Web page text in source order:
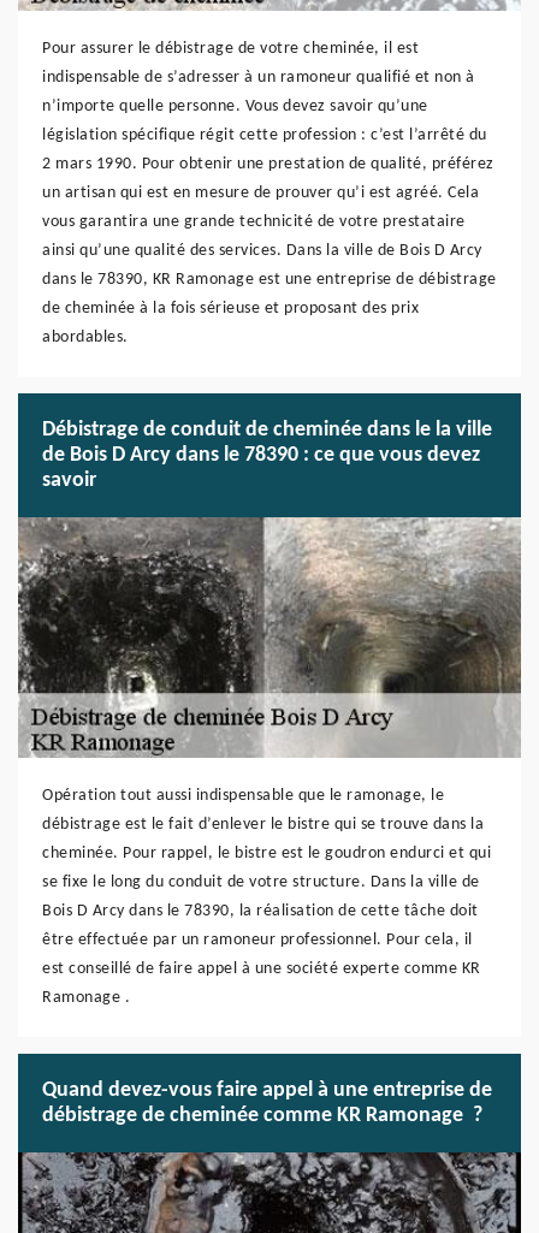
Pour assurer le débistrage de votre cheminée, il est
indispensable de s’adresser à un ramoneur qualifié et non à
n’importe quelle personne. Vous devez savoir qu’une
législation spécifique régit cette profession : c’est l’arrêté du
2 mars 1990. Pour obtenir une prestation de qualité, préférez
un artisan qui est en mesure de prouver qu’i est agréé. Cela
vous garantira une grande technicité de votre prestataire
ainsi qu’une qualité des services. Dans la ville de Bois D Arcy
dans le 78390, KR Ramonage est une entreprise de débistrage
de cheminée à la fois sérieuse et proposant des prix
abordables.
Débistrage de conduit de cheminée dans le la ville
de Bois D Arcy dans le 78390 : ce que vous devez
savoir
Opération tout aussi indispensable que le ramonage, le
débistrage est le fait d’enlever le bistre qui se trouve dans la
cheminée. Pour rappel, le bistre est le goudron endurci et qui
se fixe le long du conduit de votre structure. Dans la ville de
Bois D Arcy dans le 78390, la réalisation de cette tâche doit
être effectuée par un ramoneur professionnel. Pour cela, il
est conseillé de faire appel à une société experte comme KR
Ramonage .
Quand devez-vous faire appel à une entreprise de
débistrage de cheminée comme KR Ramonage ?